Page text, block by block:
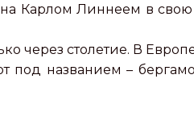
Карлом Линнеем в
через столетие. В
названием –